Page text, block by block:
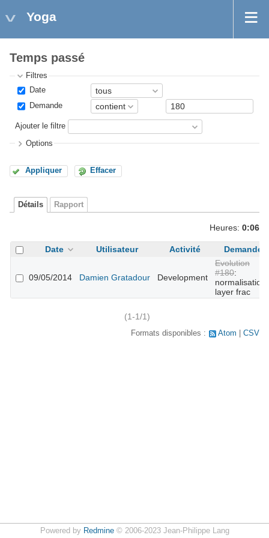
Yoga
Temps passé
Filtres
Date
Demande
Ajouter le filtre
Options
Appliquer Effacer
Détails Rapport
Heures: 0:06
Date Utilisateur Activité Demande
09/05/2014 Damien Gratadour Development
Evolution
#180:
normalisation
layer frac
(1-1/1)
Formats disponibles : Atom CSV
Powered by Redmine© 2006-2023 Jean-Philippe Lang